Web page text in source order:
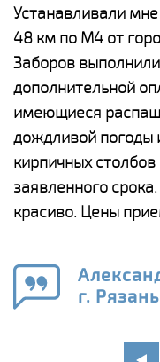
Устанавливали
48 км по М4 от
Заборов
дополнительной
имеющиеся
дождливой погоды
кирпичных
заявленного
красиво. Цены
г. Рязань